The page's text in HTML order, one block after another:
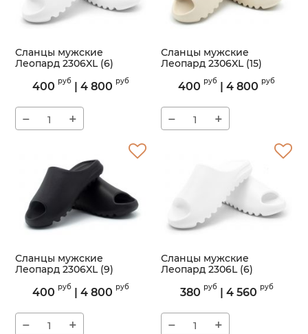
Сланцы мужские
Леопард 2306XL (6)
2306XL
400 руб | 4 800 руб
− +
Сланцы мужские
Леопард 2306XL (15)
2306XL
400 руб | 4 800 руб
− +
Сланцы мужские
Леопард 2306XL (9)
2306XL
400 руб | 4 800 руб
− +
Сланцы мужские
Леопард 2306L (6)
2306L
380 руб| 4 560 руб
− +